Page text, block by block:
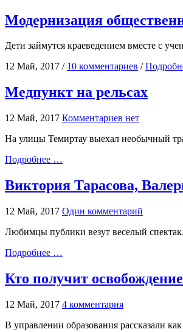
Модернизация
Дети займутся краеведением вместе с
12 Май, 2017 / 10 комментариев /
Медпункт на рельсах
12 Май, 2017 Комментариев нет
На улицы Темиртау выехал необычный
Подробнее …
Виктория Тарасова,
12 Май, 2017 Один комментарий
Любимцы публики везут веселый
Подробнее …
Кто получит
12 Май, 2017 4 комментария
В управлении образования рассказали